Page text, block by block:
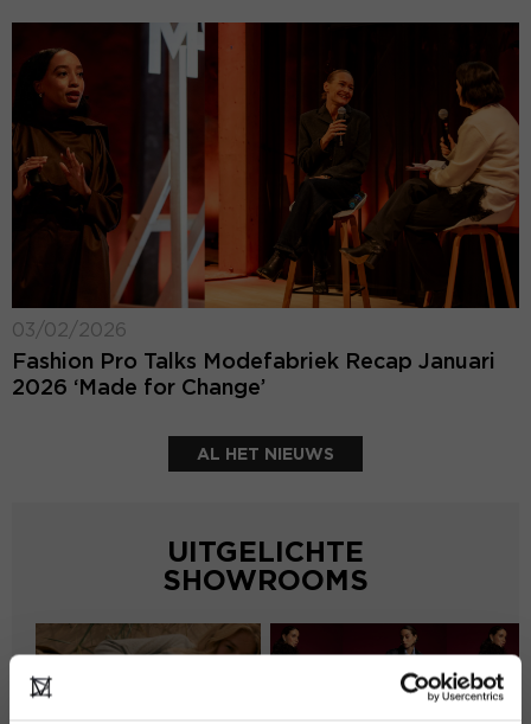
03/02/2026
Fashion Pro Talks Modefabriek Recap Januari
2026 ‘Made for Change’
AL HET NIEUWS
UITGELICHTE
SHOWROOMS